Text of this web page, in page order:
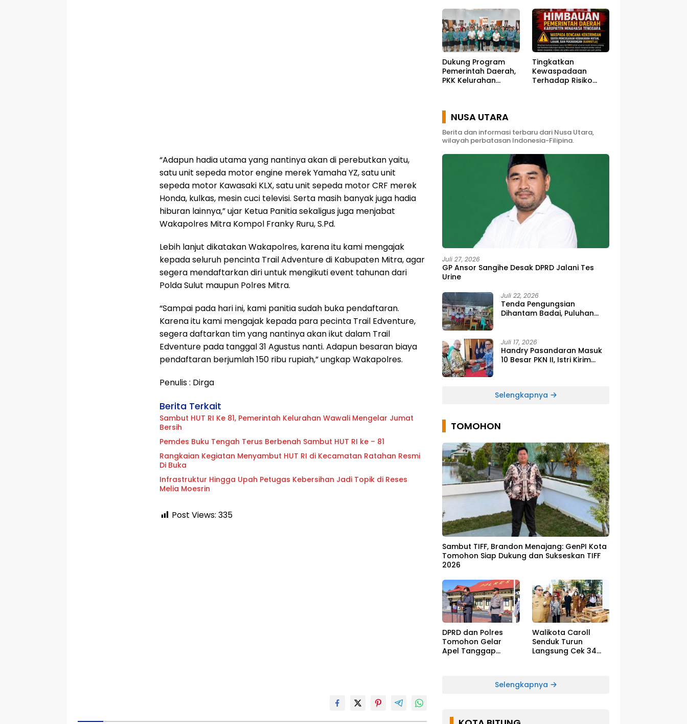
“Adapun hadia utama yang nantinya akan di perebutkan yaitu,
satu unit sepeda motor engine merek Yamaha YZ, satu unit
sepeda motor Kawasaki KLX, satu unit sepeda motor CRF merek
Honda, kulkas, mesin cuci televisi. Serta masih banyak juga hadia
hiburan lainnya,” ujar Ketua Panitia sekaligus juga menjabat
Wakapolres Mitra Kompol Franky Ruru, S.Pd.
Lebih lanjut dikatakan Wakapolres, karena itu kami mengajak
kepada seluruh pencinta Trail Adventure di Kabupaten Mitra, agar
segera mendaftarkan diri untuk mengikuti event tahunan dari
Polda Sulut maupun Polres Mitra.
“Sampai pada hari ini, kami panitia sudah buka pendaftaran.
Karena itu kami mengajak kepada para pecinta Trail Edventure,
segera daftarkan tim yang nantinya akan ikut dalam Trail
Edventure pada tanggal 31 Agustus nanti. Adapun besaran biaya
pendaftaran berjumlah 150 ribu rupiah,” ungkap Wakapolres.
Penulis : Dirga
Berita Terkait
Sambut HUT RI Ke 81, Pemerintah Kelurahan Wawali Mengelar Jumat
Bersih
Pemdes Buku Tengah Terus Berbenah Sambut HUT RI ke – 81
Rangkaian Kegiatan Menyambut HUT RI di Kecamatan Ratahan Resmi
Di Buka
Infrastruktur Hingga Upah Petugas Kebersihan Jadi Topik di Reses
Melia Moesrin
Post Views: 335
Buka
Perlindungan
Nelayan Meningkat
Dukung Program
Pemerintah Daerah,
PKK Kelurahan
Pemberdayaan
Masyarakat
Tingkatkan
Kewaspadaan
Terhadap Risiko
NUSA UTARA
Berita dan informasi terbaru dari Nusa Utara,
wilayah perbatasan Indonesia-Filipina.
Juli 27, 2026
GP Ansor Sangihe Desak DPRD Jalani Tes
Urine
Juli 22, 2026
Tenda Pengungsian
Dihantam Badai, Puluhan
Juli 17, 2026
Handry Pasandaran Masuk
10 Besar PKN II, Istri Kirim
Selengkapnya
TOMOHON
Sambut TIFF, Brandon Menajang: ​GenPI Kota
Tomohon Siap Dukung dan Sukseskan TIFF
2026
DPRD dan Polres
Tomohon Gelar
Apel Tanggap
Walikota Caroll
Senduk Turun
Langsung Cek 34
Selengkapnya